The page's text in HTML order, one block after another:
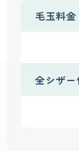
毛玉料金
全シザ